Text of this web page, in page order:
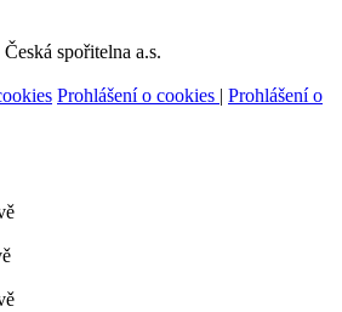
spořitelna a.s.
Prohlášení o cookies | Prohlášení o